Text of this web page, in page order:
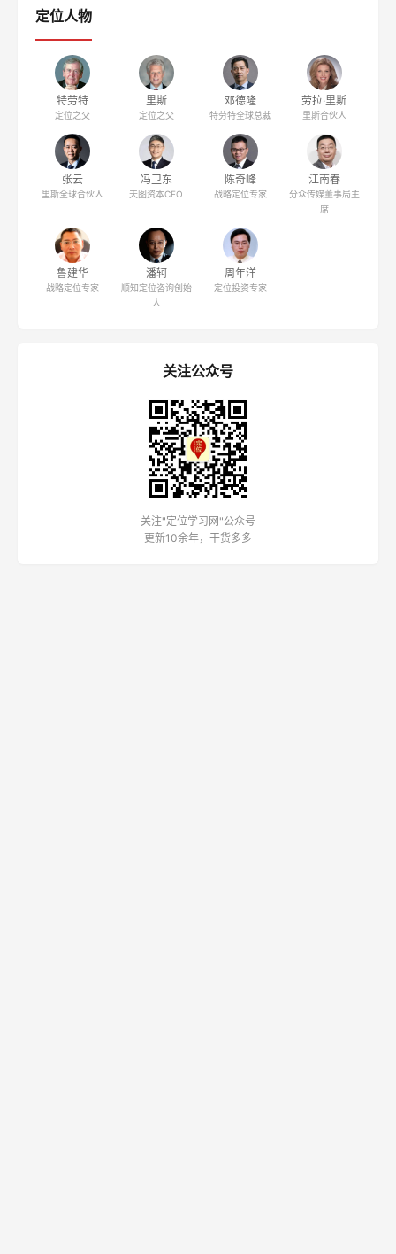
定位人物
特劳特
定位之父
里斯
定位之父
邓德隆
特劳特全球总裁
劳拉·里斯
里斯合伙人
张云
里斯全球合伙人
冯卫东
天图资本CEO
陈奇峰
战略定位专家
江南春
分众传媒董事局主
席
鲁建华
战略定位专家
潘轲
顺知定位咨询创始
人
周年洋
定位投资专家
关注公众号
关注"定位学习网"公众号
更新10余年，干货多多